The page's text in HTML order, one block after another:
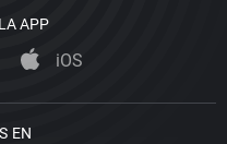
APP
iOS
EN